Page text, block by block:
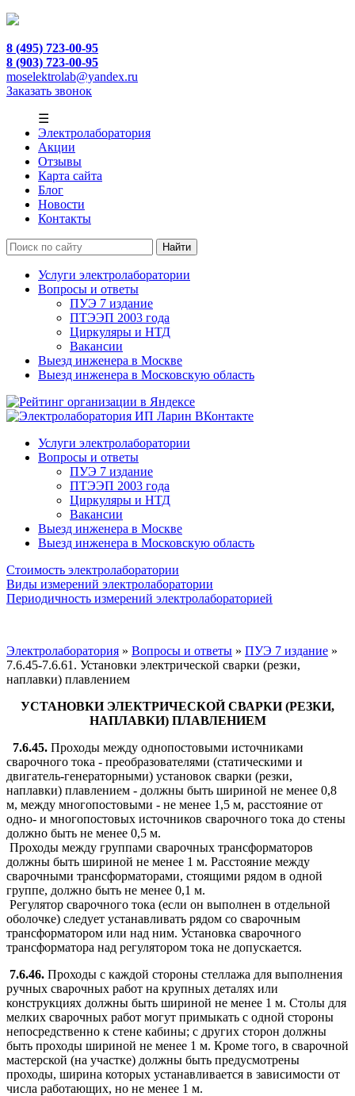
8 (495) 723-00-95
8 (903) 723-00-95
moselektrolab@yandex.ru
Заказать звонок
☰
Электролаборатория
Акции
Отзывы
Карта сайта
Блог
Новости
Контакты
Услуги электролаборатории
Вопросы и ответы
ПУЭ 7 издание
ПТЭЭП 2003 года
Циркуляры и НТД
Вакансии
Выезд инженера в Москве
Выезд инженера в Московскую область
Услуги электролаборатории
Вопросы и ответы
ПУЭ 7 издание
ПТЭЭП 2003 года
Циркуляры и НТД
Вакансии
Выезд инженера в Москве
Выезд инженера в Московскую область
Стоимость электролаборатории
Виды измерений электролаборатории
Периодичность измерений электролабораторией
Электролаборатория » Вопросы и ответы » ПУЭ 7 издание »
7.6.45-7.6.61. Установки электрической сварки (резки,
наплавки) плавлением
УСТАНОВКИ ЭЛЕКТРИЧЕСКОЙ СВАРКИ (РЕЗКИ,
НАПЛАВКИ) ПЛАВЛЕНИЕМ
7.6.45. Проходы между однопостовыми источниками
сварочного тока - преобразователями (статическими и
двигатель-генераторными) установок сварки (резки,
наплавки) плавлением - должны быть шириной не менее 0,8
м, между многопостовыми - не менее 1,5 м, расстояние от
одно- и многопостовых источников сварочного тока до стены
должно быть не менее 0,5 м.
Проходы между группами сварочных трансформаторов
должны быть шириной не менее 1 м. Расстояние между
сварочными трансформаторами, стоящими рядом в одной
группе, должно быть не менее 0,1 м.
Регулятор сварочного тока (если он выполнен в отдельной
оболочке) следует устанавливать рядом со сварочным
трансформатором или над ним. Установка сварочного
трансформатора над регулятором тока не допускается.
7.6.46. Проходы с каждой стороны стеллажа для выполнения
ручных сварочных работ на крупных деталях или
конструкциях должны быть шириной не менее 1 м. Столы для
мелких сварочных работ могут примыкать с одной стороны
непосредственно к стене кабины; с других сторон должны
быть проходы шириной не менее 1 м. Кроме того, в сварочной
мастерской (на участке) должны быть предусмотрены
проходы, ширина которых устанавливается в зависимости от
числа работающих, но не менее 1 м.